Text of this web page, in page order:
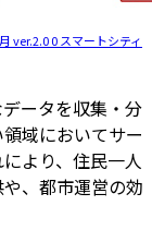
ver.2.0 0 スマートシティ
ータを収集・分
域においてサー
より、住民一人
、都市運営の効